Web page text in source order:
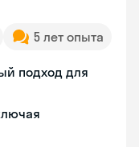
5 лет опыта
подход для